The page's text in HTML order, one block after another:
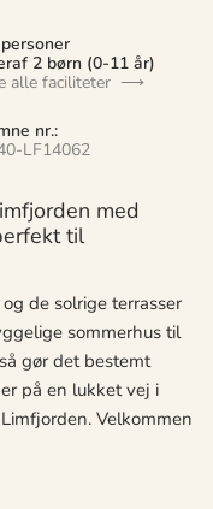
2 børn (0-11 år)
alle faciliteter
nr.:
LF14062
med
til
de solrige terrasser
sommerhus til
gør det bestemt
på en lukket vej i
Velkommen